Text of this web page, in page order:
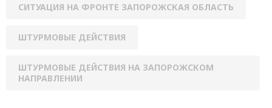
СИТУАЦИЯ НА ФРОНТЕ ЗАПОРОЖСКАЯ ОБЛАСТЬ
ШТУРМОВЫЕ ДЕЙСТВИЯ
ШТУРМОВЫЕ ДЕЙСТВИЯ НА ЗАПОРОЖСКОМ
НАПРАВЛЕНИИ